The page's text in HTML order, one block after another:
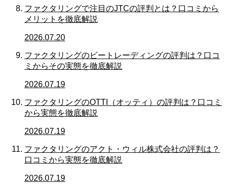
ファクタリングで注目のJTCの評判とは？口コミから
メリットを徹底解説
2026.07.20
ファクタリングのビートレーディングの評判は？口コ
ミからその実態を徹底解説
2026.07.19
ファクタリングのOTTI（オッティ）の評判は？口コミ
から実態を徹底解説
2026.07.19
ファクタリングのアクト・ウィル株式会社の評判は？
口コミから実態を徹底解説
2026.07.19